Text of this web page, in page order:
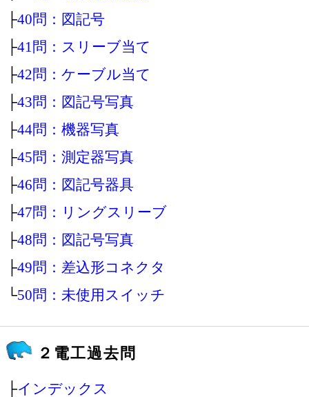
├40問：図記号
├41問：スリーブ当て
├42問：ケーブル当て
├43問：図記号写真
├44問：機器写真
├45問：測定器写真
├46問：図記号器具
├47問：リングスリーブ
├48問：図記号写真
├49問：差込形コネクタ
└50問：未使用スイッチ
２電工過去問
├インデックス